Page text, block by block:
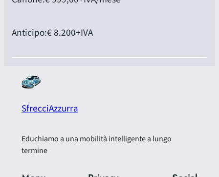
Anticipo:€ 8.200+IVA
SfrecciAzzurra
Educhiamo a una mobilità intelligente a lungo
termine